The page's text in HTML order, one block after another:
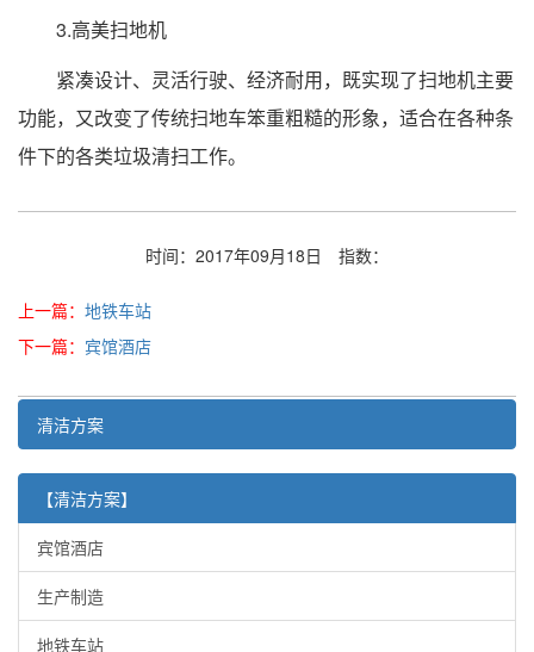
3.高美扫地机
紧凑设计、灵活行驶、经济耐用，既实现了扫地机主要
功能，又改变了传统扫地车笨重粗糙的形象，适合在各种条
件下的各类垃圾清扫工作。
时间：2017年09月18日 指数：
上一篇： 地铁车站
下一篇： 宾馆酒店
清洁方案
【清洁方案】
宾馆酒店
生产制造
地铁车站